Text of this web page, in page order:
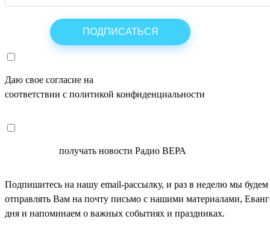
Даю свое согласие на
соответствии с политикой конфиденциальности
получать новости Радио ВЕРА
Подпишитесь на нашу email-рассылку, и раз в неделю мы будем
отправлять Вам на почту письмо с нашими материалами,
дня и напоминаем о важных событиях и праздниках.